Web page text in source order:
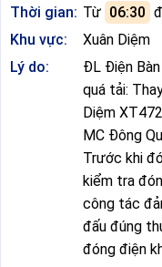
Thời gian: Từ 06:30
Khu vực:
Xuân Diệm
Lý do:
ĐL Điện
quá tải:
Diệm
MC Đông
Trước khi
kiểm tra
công tác
đấu đúng
đóng điện